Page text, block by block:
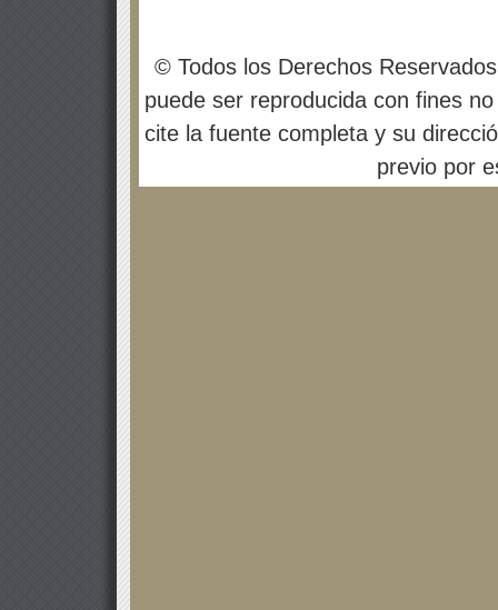
© Todos los Derechos
puede ser reproducida con fines
cite la fuente completa y su
previo por